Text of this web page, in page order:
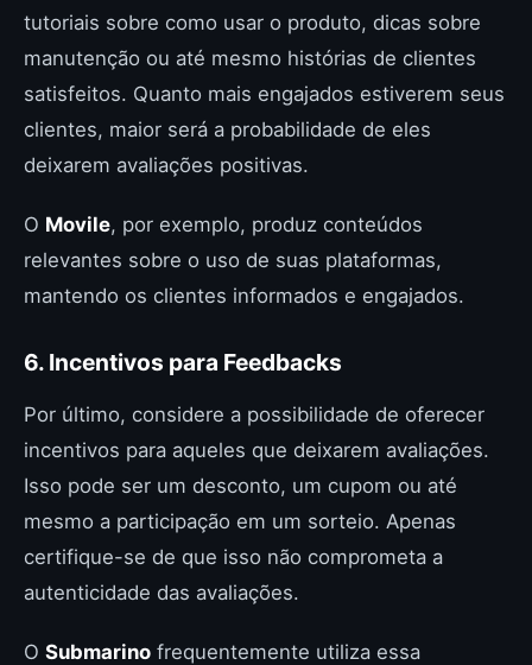
tutoriais sobre como usar o produto, dicas sobre
manutenção ou até mesmo histórias de clientes
satisfeitos. Quanto mais engajados estiverem seus
clientes, maior será a probabilidade de eles
deixarem avaliações positivas.
O Movile, por exemplo, produz conteúdos
relevantes sobre o uso de suas plataformas,
mantendo os clientes informados e engajados.
6. Incentivos para Feedbacks
Por último, considere a possibilidade de oferecer
incentivos para aqueles que deixarem avaliações.
Isso pode ser um desconto, um cupom ou até
mesmo a participação em um sorteio. Apenas
certifique-se de que isso não comprometa a
autenticidade das avaliações.
O Submarino frequentemente utiliza essa